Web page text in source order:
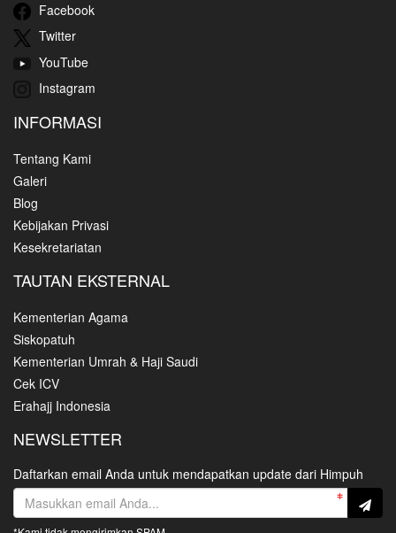
Facebook
Twitter
YouTube
Instagram
INFORMASI
Tentang Kami
Galeri
Blog
Kebijakan Privasi
Kesekretariatan
TAUTAN EKSTERNAL
Kementerian Agama
Siskopatuh
Kementerian Umrah & Haji Saudi
Cek ICV
Erahajj Indonesia
NEWSLETTER
Daftarkan email Anda untuk mendapatkan update dari Himpuh